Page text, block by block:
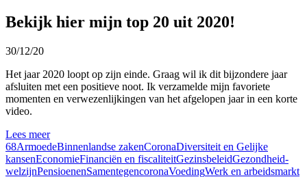
Bekijk hier mijn top 20 uit 2020!
30/12/20
Het jaar 2020 loopt op zijn einde. Graag wil ik dit bijzondere jaar
afsluiten met een positieve noot. Ik verzamelde mijn favoriete
momenten en verwezenlijkingen van het afgelopen jaar in een korte
video.
Lees meer
68ArmoedeBinnenlandse zakenCoronaDiversiteit en Gelijke
kansenEconomieFinanciën en fiscaliteitGezinsbeleidGezondheid-
welzijnPensioenenSamentegencoronaVoedingWerk en arbeidsmarkt